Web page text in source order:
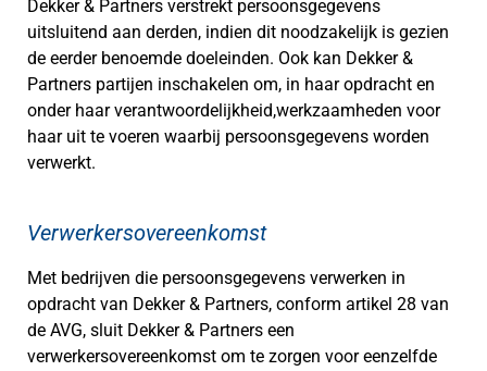
Dekker & Partners verstrekt persoonsgegevens
uitsluitend aan derden, indien dit noodzakelijk is gezien
de eerder benoemde doeleinden. Ook kan Dekker &
Partners partijen inschakelen om, in haar opdracht en
onder haar verantwoordelijkheid,werkzaamheden voor
haar uit te voeren waarbij persoonsgegevens worden
verwerkt.
Verwerkersovereenkomst
Met bedrijven die persoonsgegevens verwerken in
opdracht van Dekker & Partners, conform artikel 28 van
de AVG, sluit Dekker & Partners een
verwerkersovereenkomst om te zorgen voor eenzelfde